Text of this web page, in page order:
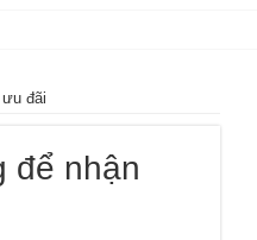
đãi
để nhận